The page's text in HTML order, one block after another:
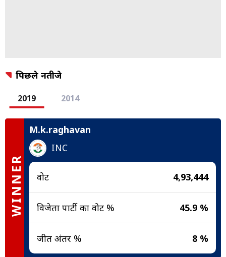
पिछले नतीजे
2019 2014
WINNER
M.k.raghavan
INC
वोट 4,93,444
विजेता पार्टी का वोट % 45.9 %
जीत अंतर % 8 %